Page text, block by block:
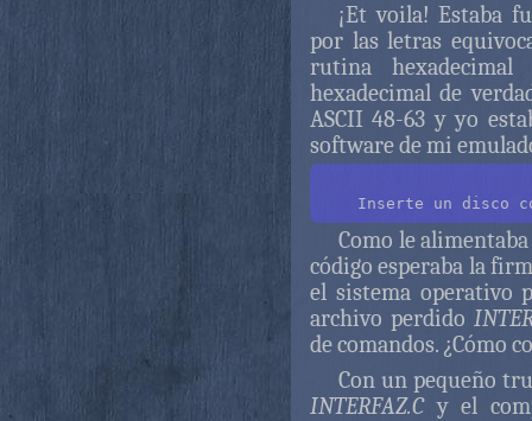
¡Et voila! Estaba
por las letras
rutina
hexadecimal de
ASCII 48-63 y yo
software de mi
Como le
código esperaba la
el sistema operativo
archivo perdido
de comandos. ¿Cómo
Con un pequeño
INTERFAZ.Cy el